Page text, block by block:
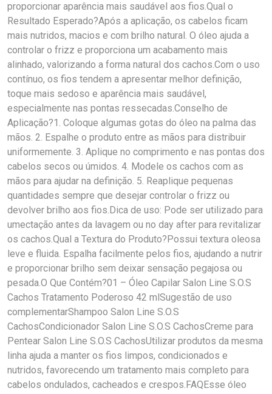
proporcionar aparência mais saudável aos fios.Qual o
Resultado Esperado?Após a aplicação, os cabelos ficam
mais nutridos, macios e com brilho natural. O óleo ajuda a
controlar o frizz e proporciona um acabamento mais
alinhado, valorizando a forma natural dos cachos.Com o uso
contínuo, os fios tendem a apresentar melhor definição,
toque mais sedoso e aparência mais saudável,
especialmente nas pontas ressecadas.Conselho de
Aplicação?1. Coloque algumas gotas do óleo na palma das
mãos. 2. Espalhe o produto entre as mãos para distribuir
uniformemente. 3. Aplique no comprimento e nas pontas dos
cabelos secos ou úmidos. 4. Modele os cachos com as
mãos para ajudar na definição. 5. Reaplique pequenas
quantidades sempre que desejar controlar o frizz ou
devolver brilho aos fios.Dica de uso: Pode ser utilizado para
umectação antes da lavagem ou no day after para revitalizar
os cachos.Qual a Textura do Produto?Possui textura oleosa
leve e fluida. Espalha facilmente pelos fios, ajudando a nutrir
e proporcionar brilho sem deixar sensação pegajosa ou
pesada.O Que Contém?01 – Óleo Capilar Salon Line S.O.S
Cachos Tratamento Poderoso 42 mlSugestão de uso
complementarShampoo Salon Line S.O.S
CachosCondicionador Salon Line S.O.S CachosCreme para
Pentear Salon Line S.O.S CachosUtilizar produtos da mesma
linha ajuda a manter os fios limpos, condicionados e
nutridos, favorecendo um tratamento mais completo para
cabelos ondulados, cacheados e crespos.FAQEsse óleo